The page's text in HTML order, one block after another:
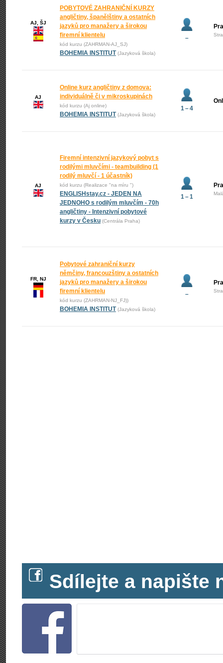
AJ, ŠJ
POBYTOVÉ ZAHRANIČNÍ KURZY
angličtiny, španělštiny a ostatních
jazyků pro manažery a širokou
firemní klientelu
kód kurzu (ZAHRMAN-AJ_SJ)
BOHEMIA INSTITUT (Jazyková škola)
–
AJ
Online kurz angličtiny z domova:
individuálně či v mikroskupinách
kód kurzu (Aj online)
BOHEMIA INSTITUT (Jazyková škola)
1 – 4
AJ
Firemní intenzivní jazykový pobyt s
rodilými mluvčími - teambuilding (1
rodilý mluvčí - 1 účastník)
kód kurzu (Realizace "na míru ")
ENGLISHstay.cz - JEDEN NA
JEDNOHO s rodilým mluvčím - 70h
angličtiny - Intenzivní pobytové
kurzy v Česku (Centrála Praha)
1 – 1
FR, NJ
Pobytové zahraniční kurzy
němčiny, francouzštiny a ostatních
jazyků pro manažery a širokou
firemní klientelu
kód kurzu (ZAHRMAN-NJ_FJ))
BOHEMIA INSTITUT (Jazyková škola)
–
Sdílejte a napište